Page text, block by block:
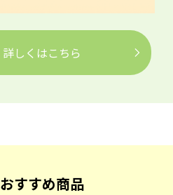
詳しくはこちら
おすすめ商品